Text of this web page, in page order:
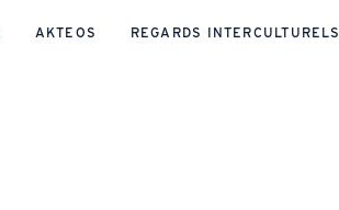
AKTEOS REGARDS INTERCULTURELS